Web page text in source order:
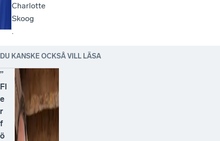
Charlotte
Skoog
.
DU KANSKE OCKSÅ VILL LÄSA
”
Fl
e
r
f
ö